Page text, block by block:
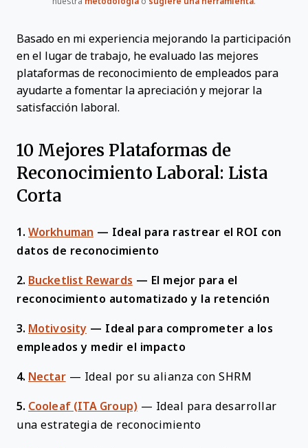
Basado en mi experiencia mejorando la participación
en el lugar de trabajo, he evaluado las mejores
plataformas de reconocimiento de empleados para
ayudarte a fomentar la apreciación y mejorar la
satisfacción laboral.
10 Mejores Plataformas de
Reconocimiento Laboral: Lista
Corta
1. Workhuman — Ideal para rastrear el ROI con
datos de reconocimiento
2. Bucketlist Rewards — El mejor para el
reconocimiento automatizado y la retención
3. Motivosity — Ideal para comprometer a los
empleados y medir el impacto
4. Nectar — Ideal por su alianza con SHRM
5. Cooleaf (ITA Group) — Ideal para desarrollar
una estrategia de reconocimiento